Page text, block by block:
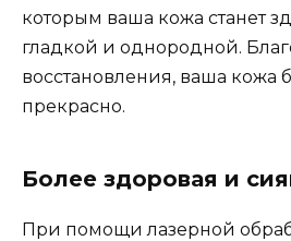
которым ваша кожа станет
гладкой и однородной.
восстановления, ваша кожа
прекрасно.
Более здоровая и
При помощи лазерной